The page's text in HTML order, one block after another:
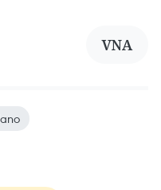
VNA